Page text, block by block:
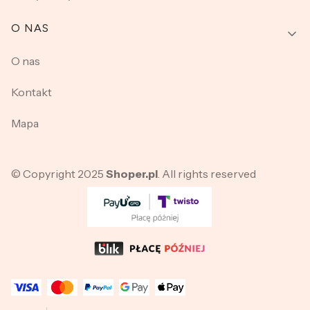
O NAS
O nas
Kontakt
Mapa
© Copyright 2025 Shoper.pl. All rights reserved